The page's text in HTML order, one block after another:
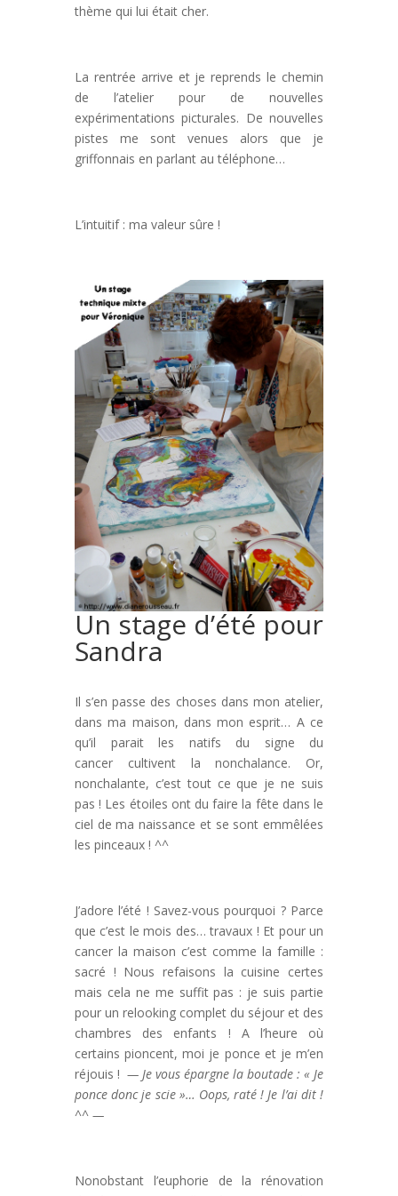
thème qui lui était cher.
La rentrée arrive et je reprends le chemin
de l’atelier pour de nouvelles
expérimentations picturales. De nouvelles
pistes me sont venues alors que je
griffonnais en parlant au téléphone…
L’intuitif : ma valeur sûre !
Un stage d’été pour
Sandra
Il s’en passe des choses dans mon atelier,
dans ma maison, dans mon esprit… A ce
qu’il parait les natifs du signe du
cancer cultivent la nonchalance. Or,
nonchalante, c’est tout ce que je ne suis
pas ! Les étoiles ont du faire la fête dans le
ciel de ma naissance et se sont emmêlées
les pinceaux ! ^^
J’adore l’été ! Savez-vous pourquoi ? Parce
que c’est le mois des… travaux ! Et pour un
cancer la maison c’est comme la famille :
sacré ! Nous refaisons la cuisine certes
mais cela ne me suffit pas : je suis partie
pour un relooking complet du séjour et des
chambres des enfants ! A l’heure où
certains pioncent, moi je ponce et je m’en
réjouis ! — Je vous épargne la boutade : « Je
ponce donc je scie »… Oops, raté ! Je l’ai dit !
^^ —
Nonobstant l’euphorie de la rénovation